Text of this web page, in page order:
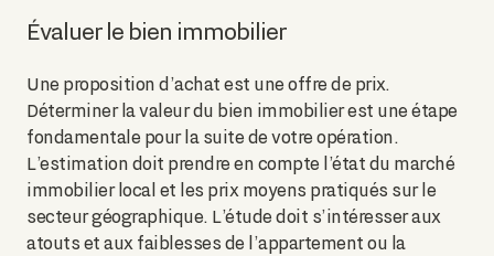
Évaluer le bien immobilier
Une proposition d’achat est une offre de prix.
Déterminer la valeur du bien immobilier est une étape
fondamentale pour la suite de votre opération.
L’estimation doit prendre en compte l’état du marché
immobilier local et les prix moyens pratiqués sur le
secteur géographique. L’étude doit s’intéresser aux
atouts et aux faiblesses de l’appartement ou la